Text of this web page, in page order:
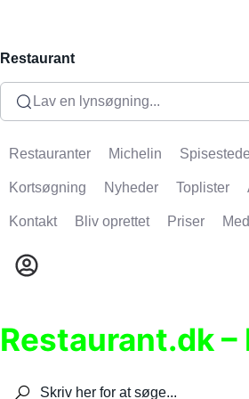
Restaurant
Lav en lynsøgning...
Restauranter Michelin
Kortsøgning Nyheder Toplister
Kontakt Bliv oprettet Priser
Restaurant.dk